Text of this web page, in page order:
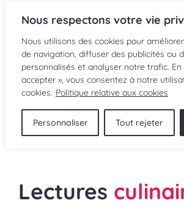
Nous respectons votre vie
Nous utilisons des cookies pour
de navigation, diffuser des publicités ou
personnalisés et analyser notre trafic. En
accepter », vous consentez à notre
cookies. Politique relative aux cookies
Personnaliser Tout rejeter
EN
RECETTES
LECTURES
Lectures culinaires>Lectures
Lectures